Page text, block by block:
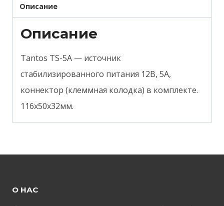
Описание
Описание
Tantos TS-5A — источник
стабилизированного питания 12В, 5А,
коннектор (клеммная колодка) в комплекте.
116х50х32мм.
О НАС